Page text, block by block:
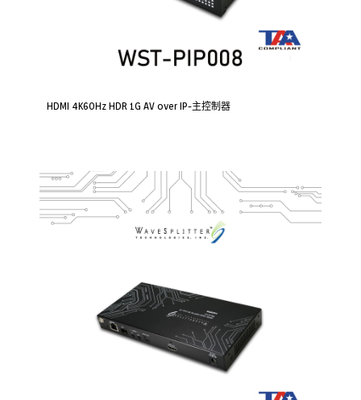
HDMI 4K60Hz HDR 1G AV over IP-主控制器